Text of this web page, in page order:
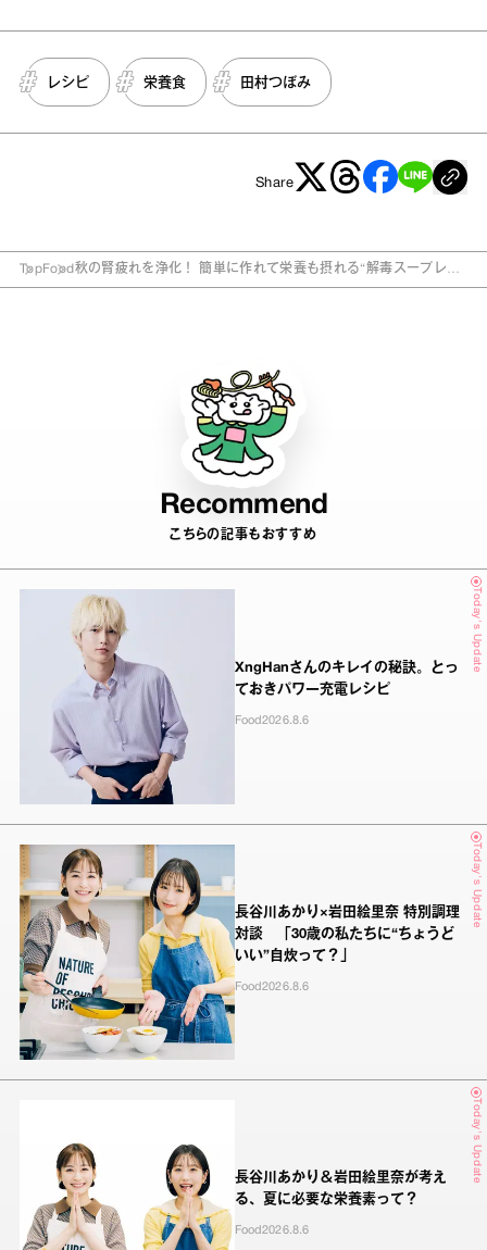
レシピ 栄養食 田村つぼみ
Share
TopFood秋の腎疲れを浄化！ 簡単に作れて栄養も摂れる“解毒スープレシ
Recommend
こちらの記事もおすすめ
Today's Update
XngHanさんのキレイの秘訣。とっ
ておきパワー充電レシピ
Food2026.8.6
Today's Update
長谷川あかり×岩田絵里奈 特別調理
対談 「30歳の私たちに“ちょうど
いい”自炊って？」
Food2026.8.6
Today's Update
長谷川あかり＆岩田絵里奈が考え
る、夏に必要な栄養素って？
Food2026.8.6